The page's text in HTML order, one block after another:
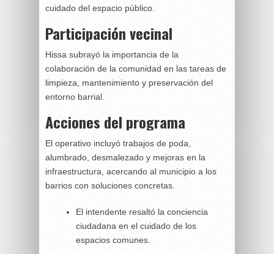
cuidado del espacio público.
Participación vecinal
Hissa subrayó la importancia de la
colaboración de la comunidad en las tareas de
limpieza, mantenimiento y preservación del
entorno barrial.
Acciones del programa
El operativo incluyó trabajos de poda,
alumbrado, desmalezado y mejoras en la
infraestructura, acercando al municipio a los
barrios con soluciones concretas.
El intendente resaltó la conciencia
ciudadana en el cuidado de los
espacios comunes.